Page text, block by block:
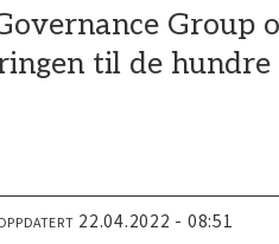
Group
til de hundre
22.04.2022 - 08:51